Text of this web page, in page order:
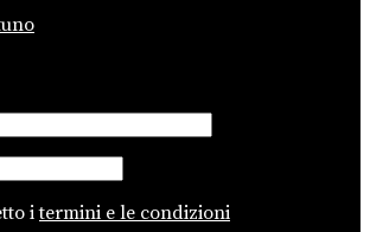
itermini e le condizioni